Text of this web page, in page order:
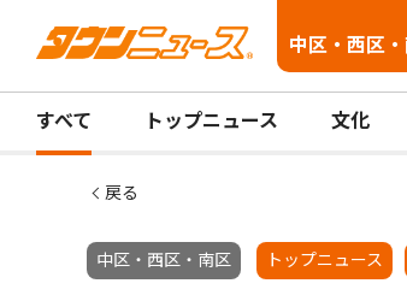
中区・西区
すべて トップニュース 文化
戻る
中区・西区・南区 トップニュース